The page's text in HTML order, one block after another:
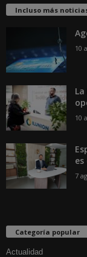
Incluso más
10
10
7
Categoría popular
Actualidad